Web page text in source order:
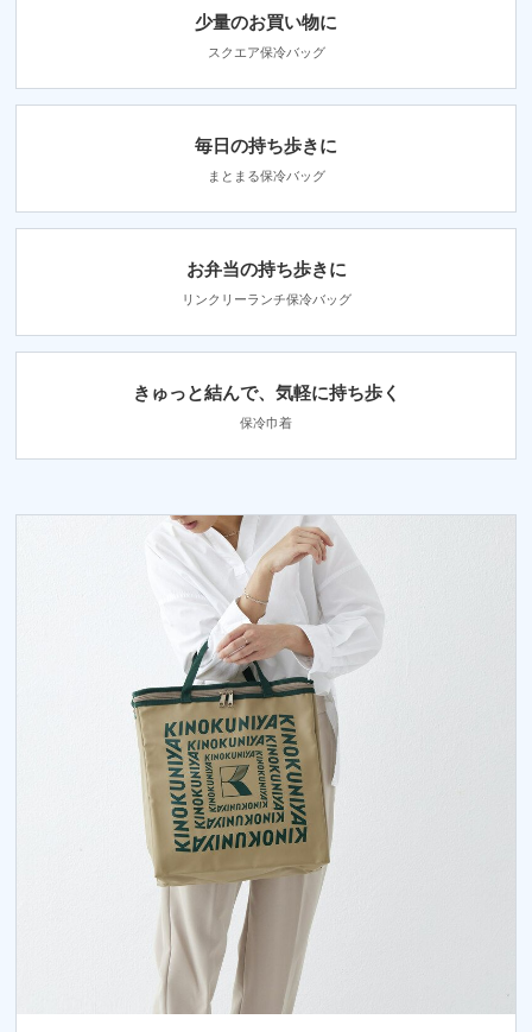
少量のお買い物に
スクエア保冷バッグ
毎日の持ち歩きに
まとまる保冷バッグ
お弁当の持ち歩きに
リンクリーランチ保冷バッグ
きゅっと結んで、気軽に持ち歩く
保冷巾着